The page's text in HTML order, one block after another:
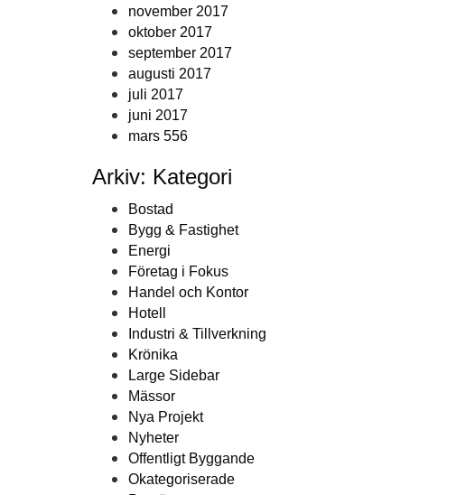
november 2017
oktober 2017
september 2017
augusti 2017
juli 2017
juni 2017
mars 556
Arkiv: Kategori
Bostad
Bygg & Fastighet
Energi
Företag i Fokus
Handel och Kontor
Hotell
Industri & Tillverkning
Krönika
Large Sidebar
Mässor
Nya Projekt
Nyheter
Offentligt Byggande
Okategoriserade